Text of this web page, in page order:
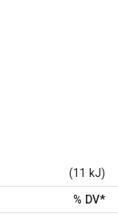
(11 kJ)
% DV*